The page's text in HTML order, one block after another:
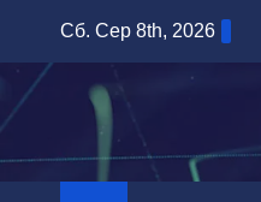
вмісту
Сб. Сер 8th, 2026